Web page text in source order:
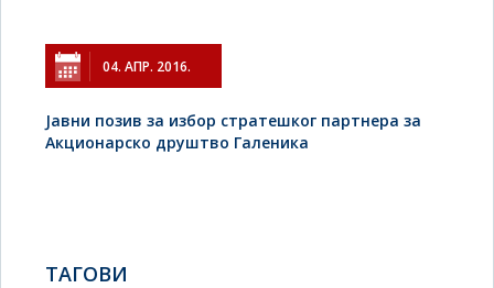
04. АПР. 2016.
Јавни позив за избор стратешког партнера за
Акционарско друштво Галеника
TAГОВИ